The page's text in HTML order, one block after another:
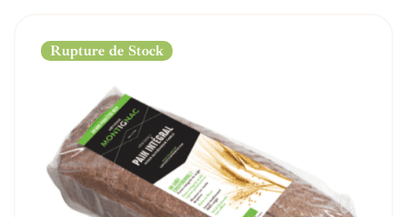
Rupture de Stock